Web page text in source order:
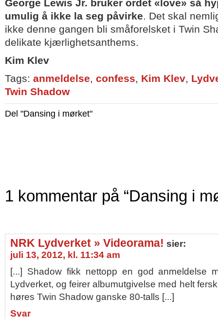
George Lewis Jr. bruker ordet «love» så
umulig å ikke la seg påvirke. Det skal
ikke denne gangen bli småforelsket i Twin
delikate kjærlighetsanthems.
Kim Klev
Tags: anmeldelse, confess, Kim Klev,
Twin Shadow
Del "Dansing i mørket"
1 kommentar på “Dansing i
NRK Lydverket » Videorama! sier:
juli 13, 2012, kl. 11:34 am
[...] Shadow fikk nettopp en god anmeldelse
Lydverket, og feirer albumutgivelse med helt
høres Twin Shadow ganske 80-talls [...]
Svar